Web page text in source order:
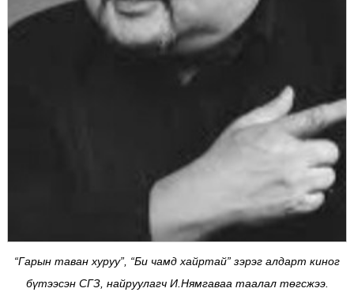
“Гарын таван хуруу”, “Би чамд хайртай” зэрэг алдарт киног
бүтээсэн СГЗ, найруулагч И.Нямгаваа таалал төгсжээ.